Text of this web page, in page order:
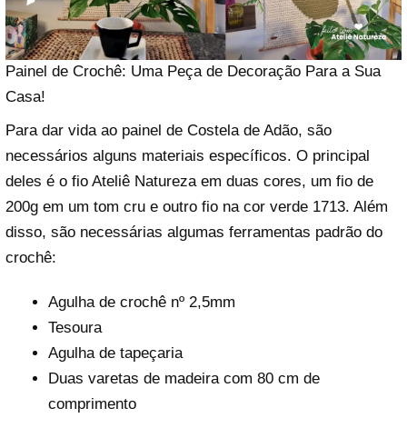
Painel de Crochê: Uma Peça de Decoração Para a Sua
Casa!
Para dar vida ao painel de Costela de Adão, são
necessários alguns materiais específicos. O principal
deles é o fio Ateliê Natureza em duas cores, um fio de
200g em um tom cru e outro fio na cor verde 1713. Além
disso, são necessárias algumas ferramentas padrão do
crochê:
Agulha de crochê nº 2,5mm
Tesoura
Agulha de tapeçaria
Duas varetas de madeira com 80 cm de
comprimento